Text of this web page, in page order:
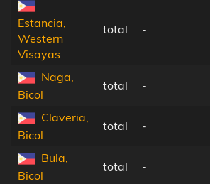
Estancia,
Western
Visayas
total -
Naga,
Bicol
total -
Claveria,
Bicol
total -
Bula,
Bicol
total -